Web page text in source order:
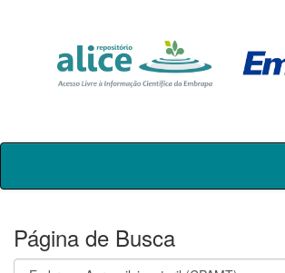
Skip
Página de Busca